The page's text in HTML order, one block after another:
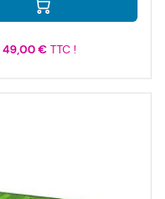
49,00 €TTC !